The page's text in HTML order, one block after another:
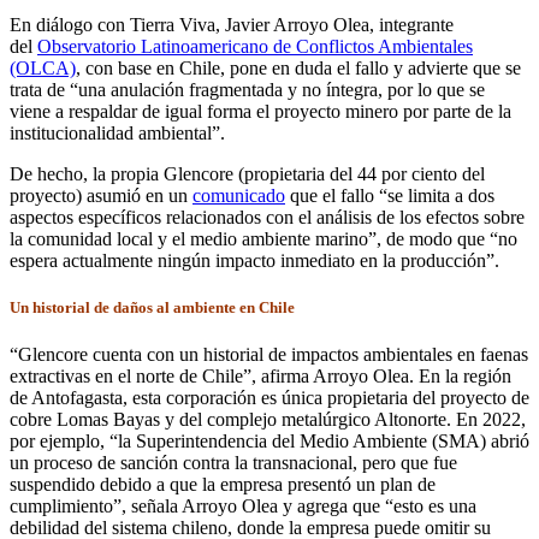
En diálogo con Tierra Viva, Javier Arroyo Olea, integrante
del Observatorio Latinoamericano de Conflictos Ambientales
(OLCA), con base en Chile, pone en duda el fallo y advierte que se
trata de “una anulación fragmentada y no íntegra, por lo que se
viene a respaldar de igual forma el proyecto minero por parte de la
institucionalidad ambiental”.
De hecho, la propia Glencore (propietaria del 44 por ciento del
proyecto) asumió en un comunicado que el fallo “se limita a dos
aspectos específicos relacionados con el análisis de los efectos sobre
la comunidad local y el medio ambiente marino”, de modo que “no
espera actualmente ningún impacto inmediato en la producción”.
Un historial de daños al ambiente en Chile
“Glencore cuenta con un historial de impactos ambientales en faenas
extractivas en el norte de Chile”, afirma Arroyo Olea. En la región
de Antofagasta, esta corporación es única propietaria del proyecto de
cobre Lomas Bayas y del complejo metalúrgico Altonorte. En 2022,
por ejemplo, “la Superintendencia del Medio Ambiente (SMA) abrió
un proceso de sanción contra la transnacional, pero que fue
suspendido debido a que la empresa presentó un plan de
cumplimiento”, señala Arroyo Olea y agrega que “esto es una
debilidad del sistema chileno, donde la empresa puede omitir su